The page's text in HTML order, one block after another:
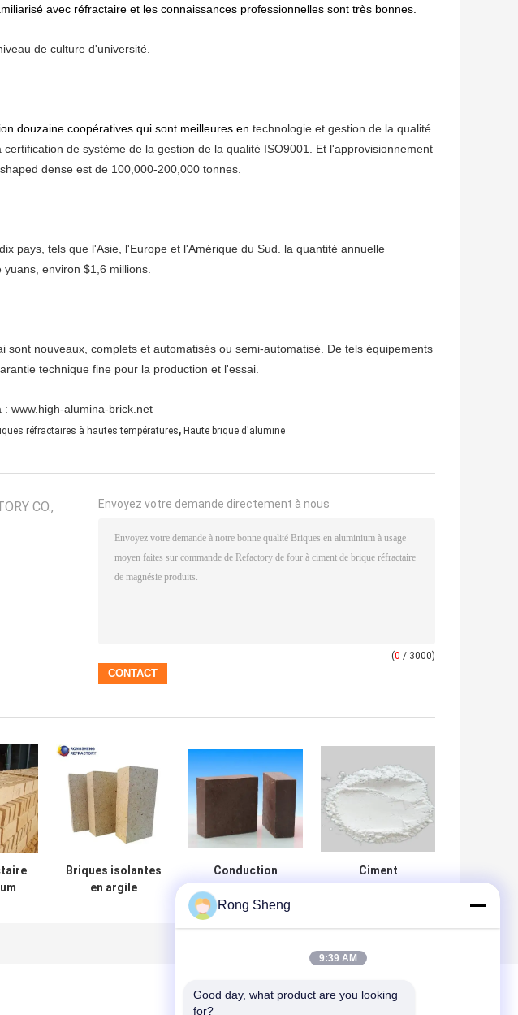
avec réfractaire et les connaissances professionnelles sont très bonnes.
de culture d'université.
douzaine coopératives qui sont meilleures en technologie et gestion de la qualité
de système de la gestion de la qualité ISO9001. Et l'approvisionnement
dense est de 100,000-200,000 tonnes.
pays, tels que l'Asie, l'Europe et l'Amérique du Sud. la quantité annuelle
environ $1,6 millions.
sont nouveaux, complets et automatisés ou semi-automatisé. De tels équipements
technique fine pour la production et l'essai.
www.high-alumina-brick.net
réfractaires à hautes températures, Haute brique d'alumine
CO.,
Envoyez votre demande directement à nous
(0 / 3000)
Briques isolantes
en argile
Conduction
réfractaire à
Low
Ciment
Rong Sheng
9:39 AM
Good day, what product are you looking
for?